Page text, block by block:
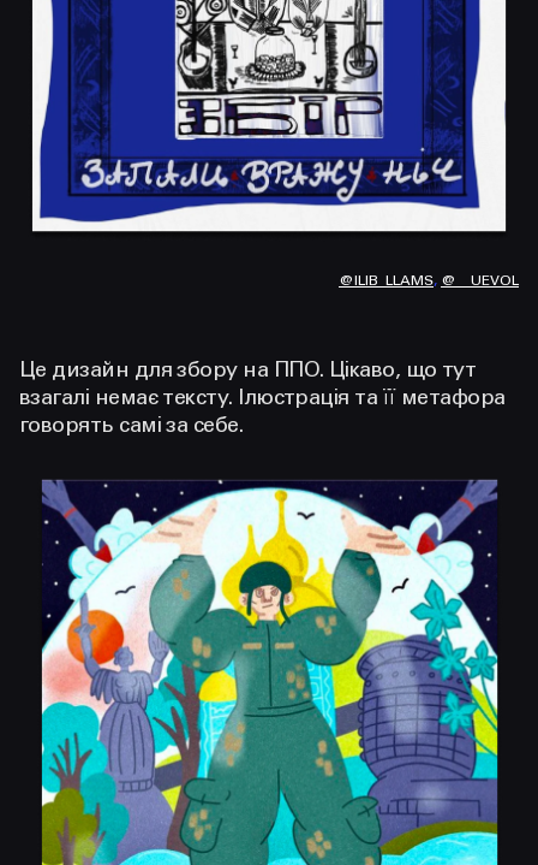
@ILIB_LLAMS, @__UEVOL
Це дизайн для збору на ППО. Цікаво, що тут
взагалі немає тексту. Ілюстрація та її метафора
говорять самі за себе.